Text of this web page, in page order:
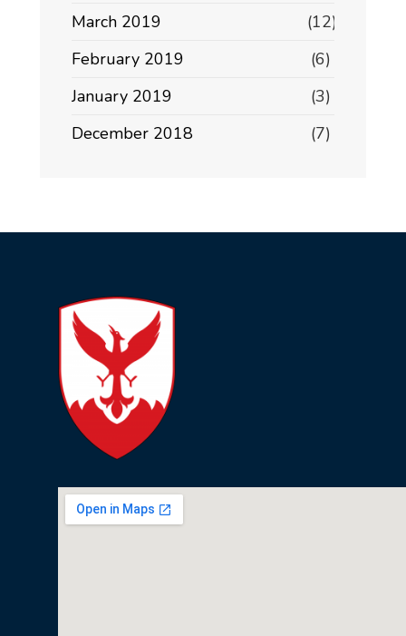
March 2019
(12)
February 2019
(6)
January 2019
(3)
December 2018
(7)